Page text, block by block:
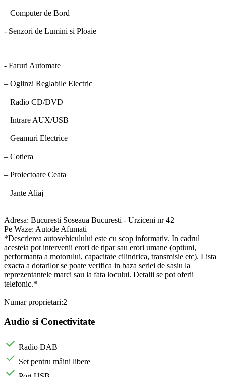
– Computer de Bord
- Senzori de Lumini si Ploaie
- Faruri Automate
– Oglinzi Reglabile Electric
– Radio CD/DVD
– Intrare AUX/USB
– Geamuri Electrice
– Cotiera
– Proiectoare Ceata
– Jante Aliaj
Adresa: Bucuresti Soseaua Bucuresti - Urziceni nr 42
Pe Waze: Autode Afumati
*Descrierea autovehiculului este cu scop informativ. In cadrul
acesteia pot intervenii erori de tipar sau erori umane (optiuni,
performanța a motorului, capacitate cilindrica, transmisie etc). Lista
exacta a dotarilor se poate verifica in baza seriei de sasiu la
reprezentantele marci sau la fata locului. Detalii se pot oferii
telefonic.*
————————————————————————
Numar proprietari:2
Audio si Conectivitate
Radio DAB
Set pentru mâini libere